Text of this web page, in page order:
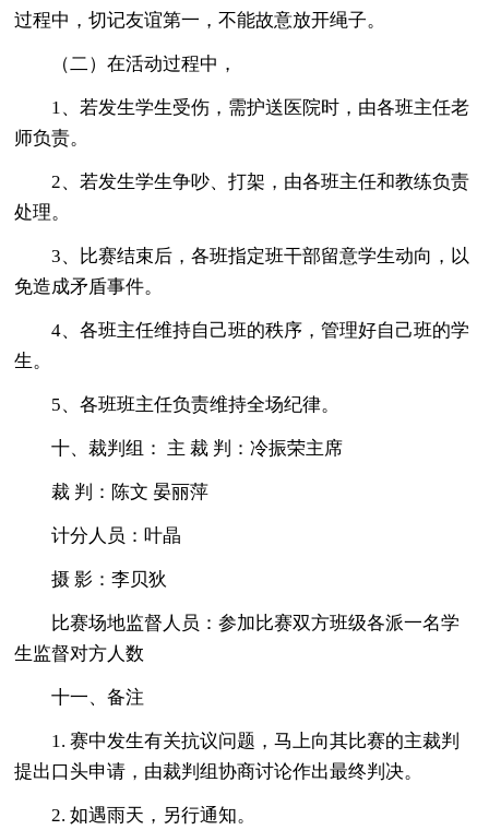
过程中，切记友谊第一，不能故意放开绳子。
（二）在活动过程中，
1、若发生学生受伤，需护送医院时，由各班主任老
师负责。
2、若发生学生争吵、打架，由各班主任和教练负责
处理。
3、比赛结束后，各班指定班干部留意学生动向，以
免造成矛盾事件。
4、各班主任维持自己班的秩序，管理好自己班的学
生。
5、各班班主任负责维持全场纪律。
十、裁判组： 主 裁 判：冷振荣主席
裁 判：陈文 晏丽萍
计分人员：叶晶
摄 影：李贝狄
比赛场地监督人员：参加比赛双方班级各派一名学
生监督对方人数
十一、备注
1. 赛中发生有关抗议问题，马上向其比赛的主裁判
提出口头申请，由裁判组协商讨论作出最终判决。
2. 如遇雨天，另行通知。